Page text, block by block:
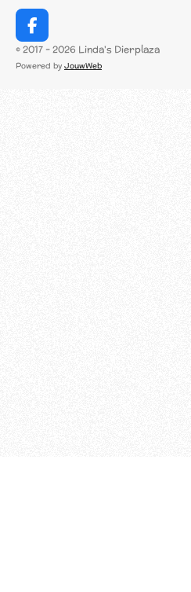
F
a
c
© 2017 - 2026 Linda's Dierplaza
Powered by JouwWeb